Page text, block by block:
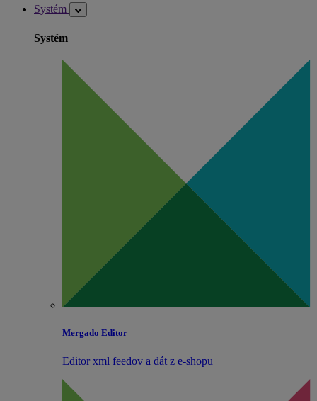
Systém
Systém
Mergado Editor
Editor xml feedov a dát z e‑shopu